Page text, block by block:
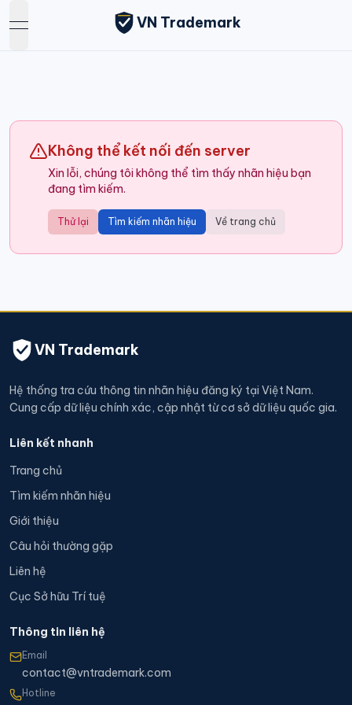
open navigation menu
VN Trademark
Không thể kết nối đến server
Xin lỗi, chúng tôi không thể tìm thấy nhãn hiệu bạn
đang tìm kiếm.
Thử lại Tìm kiếm nhãn hiệu Về trang chủ
VN Trademark
Hệ thống tra cứu thông tin nhãn hiệu đăng ký tại Việt Nam.
Cung cấp dữ liệu chính xác, cập nhật từ cơ sở dữ liệu quốc gia.
Liên kết nhanh
Trang chủ
Tìm kiếm nhãn hiệu
Giới thiệu
Câu hỏi thường gặp
Liên hệ
Cục Sở hữu Trí tuệ
Thông tin liên hệ
Email
contact@vntrademark.com
Hotline